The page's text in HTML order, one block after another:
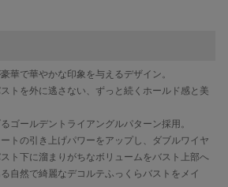
華で華やかな印象を与えるデザイン。
トを外に逃さない、ずっと続くホールド感と美
ゴールデントライアングルパターン採用。
トの引き上げパワーをアップし、ダブルワイヤ
ト下に溜まりがちなボリュームをバスト上部へ
自然で綺麗なデコルテふっくらバストをメイ